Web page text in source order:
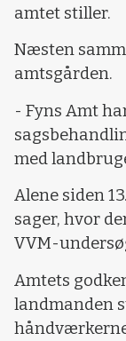
amtet stiller.
Næsten
amtsgården.
- Fyns Amt
med
Alene siden
sager, hvor
VVM-
Amtets
landmanden